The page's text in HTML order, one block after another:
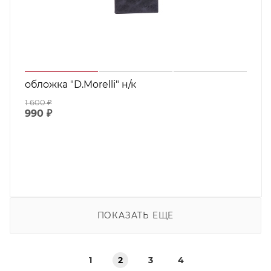
обложка "D.Morelli" н/к
1 600₽
990 ₽
ПОКАЗАТЬ ЕЩЕ
1 2 3 4